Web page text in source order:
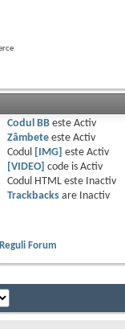
Codul BBeste Activ
Zâmbeteeste Activ
Codul
[IMG] este Activ
[VIDEO] code is Activ
Codul HTML este
Inactiv
Trackbacksare
Inactiv
Reguli Forum